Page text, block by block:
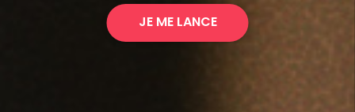
JE ME LANCE